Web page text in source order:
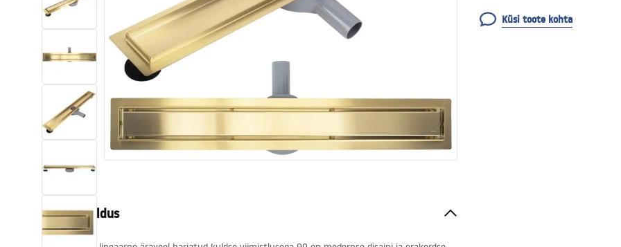
Vannid ja ekraanid
Vannitoa segistid
Vannitoas dušid
Küsi toote kohta
Tootekirjeldus